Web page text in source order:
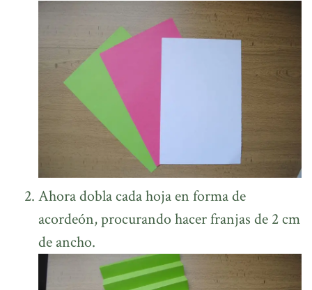
Ahora dobla cada hoja en forma de
acordeón, procurando hacer franjas de 2 cm
de ancho.